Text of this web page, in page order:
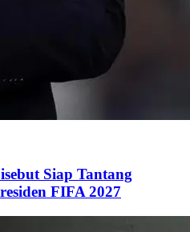
Siap Tantang
FIFA 2027